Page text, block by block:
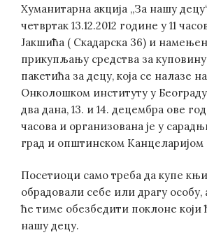
Хуманитарна акција „За нашу
четвртак 13.12.2012 године у 11
Јакшића ( Скадарска 36) и
прикупљању средства за
пакетића за децу, која се налазе
Онколошком институту у Београду.
два дана, 13. и 14. децембра ове
часова и организована је у
град и општинском Канцеларијом
Посетиоци само треба да купе
обрадовали себе или драгу особу,
ће тиме обезбедити поклоне који
нашу децу.